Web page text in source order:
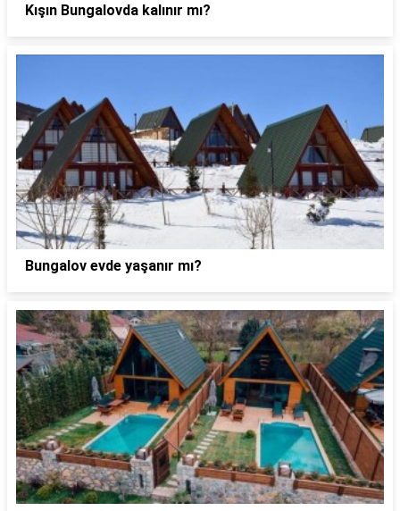
Kışın Bungalovda kalınır mı?
Bungalov evde yaşanır mı?